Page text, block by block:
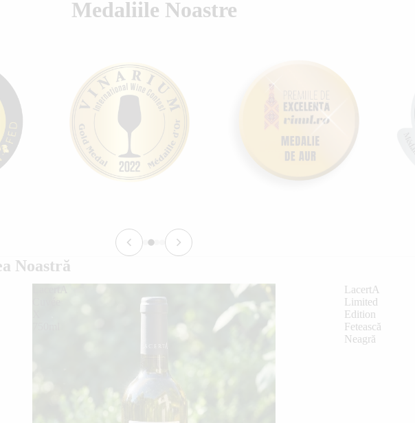
Medaliile Noastre
Noastră
LacertA
Limited
Edition
Fetească
Neagră